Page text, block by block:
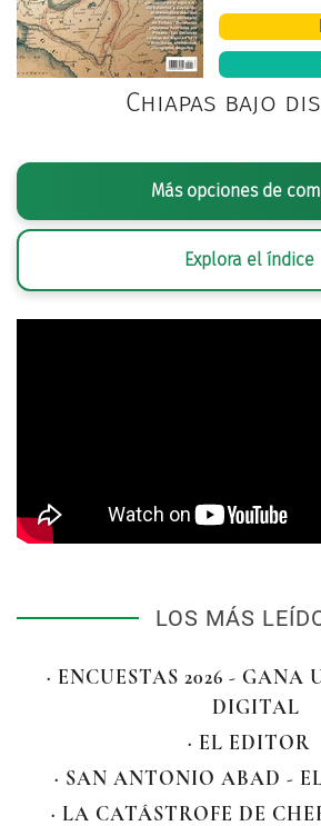
Chiapas bajo
Más opciones de
Explora el índice
LOS MÁS
· ENCUESTAS 2026 - GANA
DIGITAL
· EL EDITOR
· SAN ANTONIO ABAD -
· LA CATÁSTROFE DE